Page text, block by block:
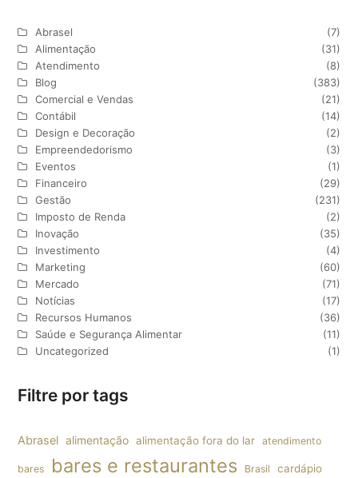
Abrasel
(7)
Alimentação
(31)
Atendimento
(8)
Blog
(383)
Comercial e Vendas
(21)
Contábil
(14)
Design e Decoração
(2)
Empreendedorismo
(3)
Eventos
(1)
Financeiro
(29)
Gestão
(231)
Imposto de Renda
(2)
Inovação
(35)
Investimento
(4)
Marketing
(60)
Mercado
(71)
Notícias
(17)
Recursos Humanos
(36)
Saúde e Segurança Alimentar
(11)
Uncategorized
(1)
Filtre por tags
Abrasel alimentação alimentação fora do lar atendimento
bares bares e restaurantes Brasil cardápio